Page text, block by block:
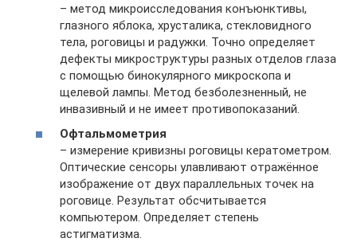
– метод микроисследования конъюнктивы,
глазного яблока, хрусталика, стекловидного
тела, роговицы и радужки. Точно определяет
дефекты микроструктуры разных отделов глаза
с помощью бинокулярного микроскопа и
щелевой лампы. Метод безболезненный, не
инвазивный и не имеет противопоказаний.
Офтальмометрия
– измерение кривизны роговицы кератометром.
Оптические сенсоры улавливают отражённое
изображение от двух параллельных точек на
роговице. Результат обсчитывается
компьютером. Определяет степень
астигматизма.